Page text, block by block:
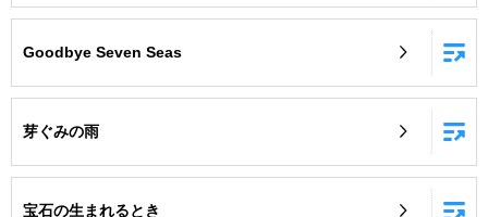
Goodbye Seven Seas
芽ぐみの雨
宝石の生まれるとき